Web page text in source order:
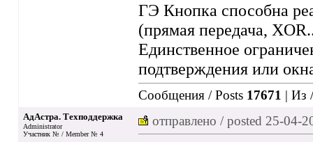
ГЭ Кнопка способна
(прямая передача,
Единственное
подтверждения или
Сообщения / Posts 17671 | Из
АдАстра. Техподдержка
Administrator
Участник № / Member № 4
отправлено / posted 25-04-